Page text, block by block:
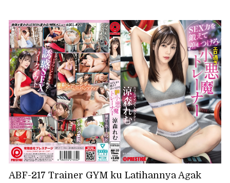
ABF-217 Trainer GYM ku Latihannya Agak